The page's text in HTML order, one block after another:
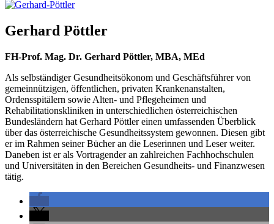
Gerhard Pöttler
FH-Prof. Mag. Dr. Gerhard Pöttler, MBA, MEd
Als selbständiger Gesundheitsökonom und Geschäftsführer von
gemeinnützigen, öffentlichen, privaten Krankenanstalten,
Ordensspitälern sowie Alten- und Pflegeheimen und
Rehabilitationskliniken in unterschiedlichen österreichischen
Bundesländern hat Gerhard Pöttler einen umfassenden Überblick
über das österreichische Gesundheitssystem gewonnen. Diesen gibt
er im Rahmen seiner Bücher an die Leserinnen und Leser weiter.
Daneben ist er als Vortragender an zahlreichen Fachhochschulen
und Universitäten in den Bereichen Gesundheits- und Finanzwesen
tätig.